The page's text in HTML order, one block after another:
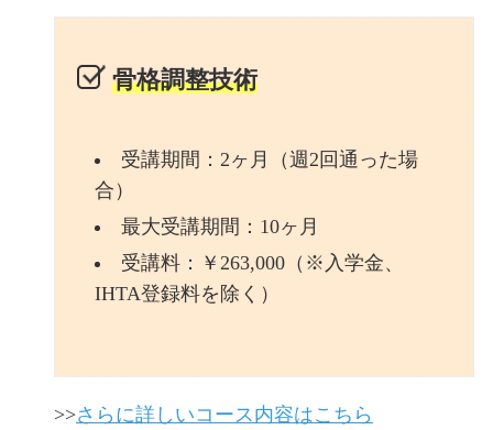
骨格調整技術
受講期間：2ヶ月（週2回通った場
合）
最大受講期間：10ヶ月
受講料：￥263,000（※入学金、
IHTA登録料を除く）
>>さらに詳しいコース内容はこちら